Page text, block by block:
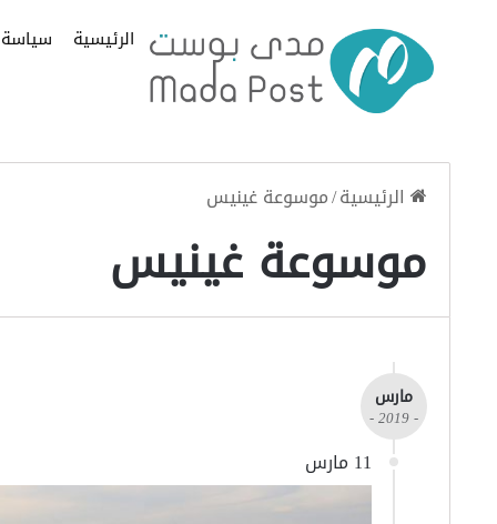
الرئيسية سياسة
الرئيسية/موسوعة غينيس
موسوعة غينيس
مارس
- 2019 -
11 مارس